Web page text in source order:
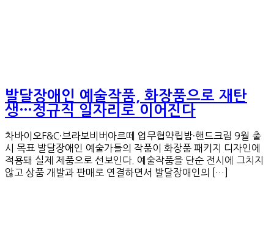
발달장애인 예술작품, 화장품으로 재탄
생…정규직 일자리로 이어진다
차바이오F&C·브라보비버아르떼 업무협약립밤·핸드크림 9월 출
시 목표 발달장애인 예술가들의 작품이 화장품 패키지 디자인에
적용돼 실제 제품으로 선보인다. 예술작품을 단순 전시에 그치지
않고 상품 개발과 판매로 연결하면서 발달장애인의 […]